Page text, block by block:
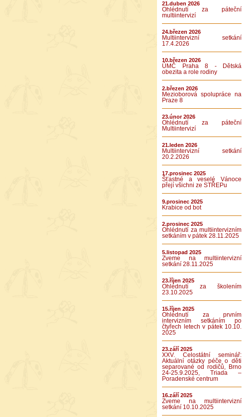
21.duben 2026
Ohlédnutí za páteční
multiintervizí
24.březen 2026
Multiintervizní setkání
17.4.2026
10.březen 2026
ÚMČ Praha 8 - Dětská
obezita a role rodiny
2.březen 2026
Mezioborová spolupráce na
Praze 8
23.únor 2026
Ohlédnutí za páteční
Multiintervizí
21.leden 2026
Multiintervizní setkání
20.2.2026
17.prosinec 2025
Šťastné a veselé Vánoce
přejí všichni ze STŘEPu
9.prosinec 2025
Krabice od bot
2.prosinec 2025
Ohlédnutí za multiintervizním
setkáním v pátek 28.11.2025
5.listopad 2025
Zveme na multiintervizní
setkání 28.11.2025
23.říjen 2025
Ohlédnutí za školením
23.10.2025
15.říjen 2025
Ohlédnutí za prvním
intervizním setkáním po
čtyřech letech v pátek 10.10.
2025
23.září 2025
XXV. Celostátní seminář:
Aktuální otázky péče o děti
separované od rodičů, Brno
24-25.9.2025, Triada –
Poradenské centrum
16.září 2025
Zveme na multiintervizní
setkání 10.10.2025